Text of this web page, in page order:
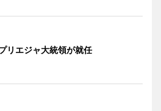
リエジャ大統領が就任